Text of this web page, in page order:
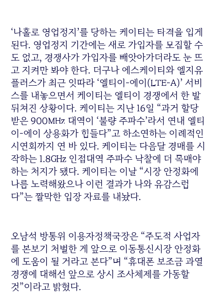
‘나홀로 영업정지’를 당하는 케이티는 타격을 입게
된다. 영업정지 기간에는 새로 가입자를 모집할 수
도 없고, 경쟁사가 가입자를 빼앗아가더라도 눈 뜨
고 지켜만 봐야 한다. 더구나 에스케이티와 엘지유
플러스가 최근 잇따라 ‘엘티이-에이(LTE-A)’ 서비
스를 내놓으면서 케이티는 엘티이 경쟁에서 한 발
뒤쳐진 상황이다. 케이티는 지난 16일 “과거 할당
받은 900㎒ 대역이 ‘불량 주파수’라서 연내 엘티
이-에이 상용화가 힘들다”고 하소연하는 이례적인
시연회까지 연 바 있다. 케이티는 다음달 경매를 시
작하는 1.8㎓ 인접대역 주파수 낙찰에 더 목매야
하는 처지가 됐다. 케이티는 이날 “시장 안정화에
나름 노력해왔으나 이런 결과가 나와 유감스럽
다”는 짤막한 입장 자료를 내놨다.
오남석 방통위 이용자정책국장은 “주도적 사업자
를 본보기 처벌한 게 앞으로 이동통신시장 안정화
에 도움이 될 거라고 본다”며 “휴대폰 보조금 과열
경쟁에 대해선 앞으로 상시 조사체제를 가동할
것”이라고 밝혔다.